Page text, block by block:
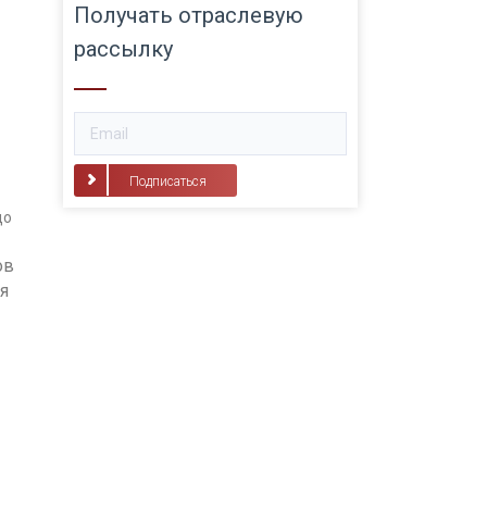
Получать отраслевую
рассылку
Подписаться